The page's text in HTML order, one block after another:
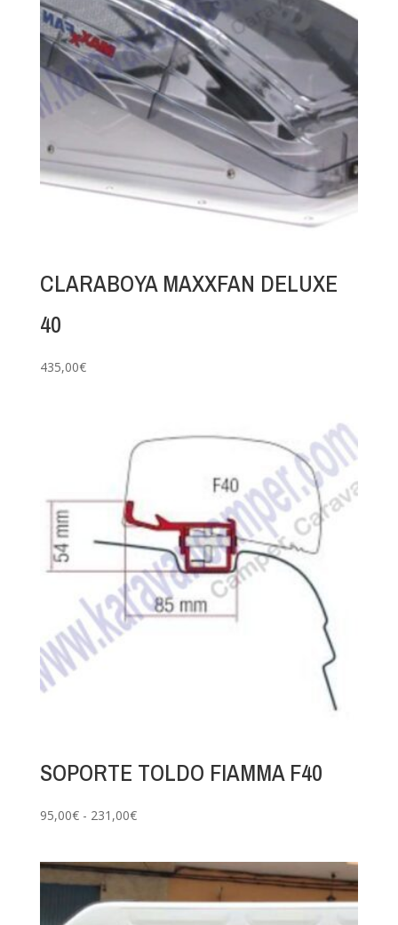
CLARABOYA MAXXFAN DELUXE
40
435,00€
SOPORTE TOLDO FIAMMA F40
95,00€ - 231,00€Rango
desde
95,00€
hasta